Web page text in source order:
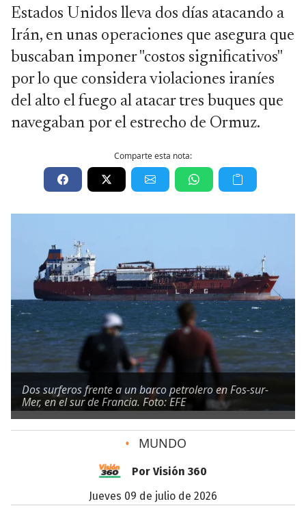
Estados Unidos lleva dos días atacando a
Irán, en unas operaciones que asegura que
buscaban imponer "costos significativos"
por lo que considera violaciones iraníes
del alto el fuego al atacar tres buques que
navegaban por el estrecho de Ormuz.
Comparte esta nota:
Dos surferos frente a un barco petrolero en Fos-sur-
Mer, en el sur de Francia. Foto: EFE
• MUNDO
Por Visión 360
jueves 09 de julio de 2026